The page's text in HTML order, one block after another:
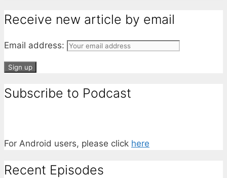
Receive new article by email
Email address:
Subscribe to Podcast
For Android users, please click here
Recent Episodes